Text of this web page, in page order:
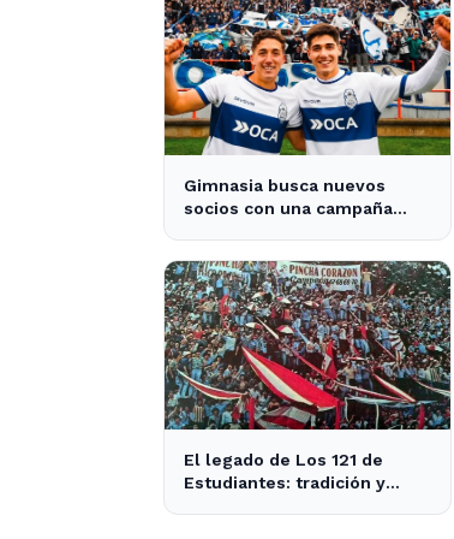
Gimnasia busca nuevos
socios con una campaña
El legado de Los 121 de
Estudiantes: tradición y